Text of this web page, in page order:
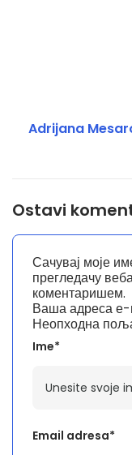
Adrijana
Ostavi
Ваша адреса е-
Неопходна
Ime*
Email adresa*
Сачувај моје
прегледачу
коментаришем.